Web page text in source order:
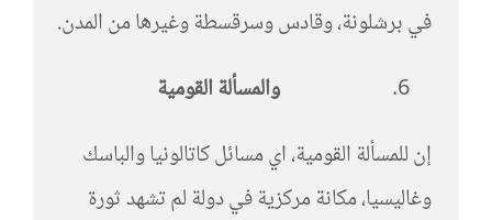
في برشلونة، وقادس وسرقسطة وغيرها من المدن.
والمسألة القومية
إن للمسألة القومية، اي مسائل كاتالونيا والباسك
وغاليسيا، مكانة مركزية في دولة لم تشهد ثورة